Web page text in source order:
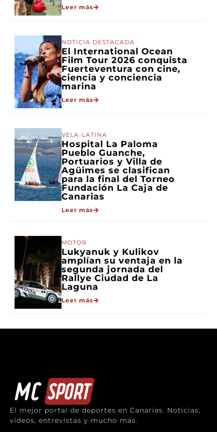
Leer más
NOTICIA DESTACADA
El International Ocean
Film Tour 2026 conquista
Fuerteventura con cine,
ciencia y conciencia
marina
Leer más
VELA-LATINA
Hospital La Paloma
Pueblo Guanche,
Portuarios y Villa de
Agüimes se clasifican
para la final del Torneo
Fundación La Caja de
Canarias
Leer más
MOTOR
Lukyanuk y Kulikov
amplían su ventaja en la
segunda jornada del
Rallye Ciudad de La
Laguna
Leer más
El mejor portal de deportes en Canarias. Noticias,
vídeos, entrevistas y mucho más.